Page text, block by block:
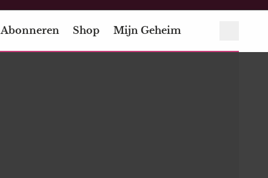
Abonneren Shop Mijn Geheim